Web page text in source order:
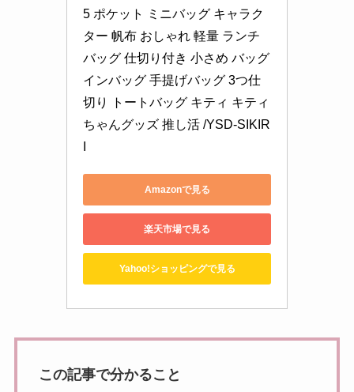
5 ポケット ミニバッグ キャラク
ター 帆布 おしゃれ 軽量 ランチ
バッグ 仕切り付き 小さめ バッグ
インバッグ 手提げバッグ 3つ仕
切り トートバッグ キティ キティ
ちゃんグッズ 推し活 /YSD-SIKIR
Amazonで見る
楽天市場で見る
Yahoo!ショッピングで見る
この記事で分かること